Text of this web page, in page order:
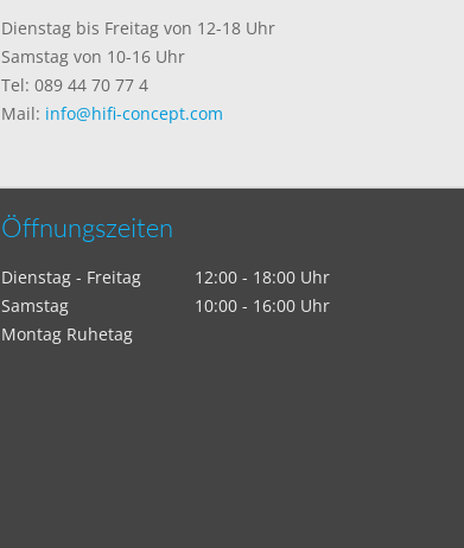
Dienstag bis Freitag von 12-18 Uhr
Samstag von 10-16 Uhr
Tel: 089 44 70 77 4
Mail: info@hifi-concept.com
Öffnungszeiten
Dienstag - Freitag
12:00 - 18:00 Uhr
Samstag
10:00 - 16:00 Uhr
Montag Ruhetag